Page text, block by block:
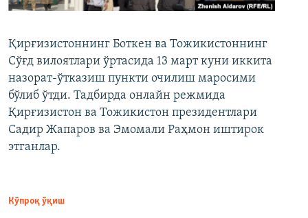
Қирғизистоннинг Боткен ва Тожикистоннинг
Сўғд вилоятлари ўртасида 13 март куни иккита
назорат-ўтказиш пункти очилиш маросими
бўлиб ўтди. Тадбирда онлайн режмида
Қирғизистон ва Тожикистон президентлари
Садир Жапаров ва Эмомали Раҳмон иштирок
этганлар.
Кўпроқ ўқиш